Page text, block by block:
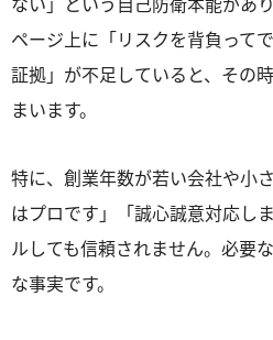
ページ上に「リスクを背負って
証拠」が不足していると、その
まいます。
特に、創業年数が若い会社や小
はプロです」「誠心誠意対応し
ルしても信頼されません。必要
な事実です。